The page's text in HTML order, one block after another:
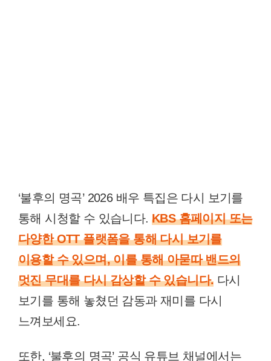
‘불후의 명곡’ 2026 배우 특집은 다시 보기를
통해 시청할 수 있습니다.KBS 홈페이지 또는
다양한 OTT 플랫폼을 통해 다시 보기를
이용할 수 있으며, 이를 통해 아묻따 밴드의
멋진 무대를 다시 감상할 수 있습니다. 다시
보기를 통해 놓쳤던 감동과 재미를 다시
느껴보세요.
또한, ‘불후의 명곡’ 공식 유튜브 채널에서는